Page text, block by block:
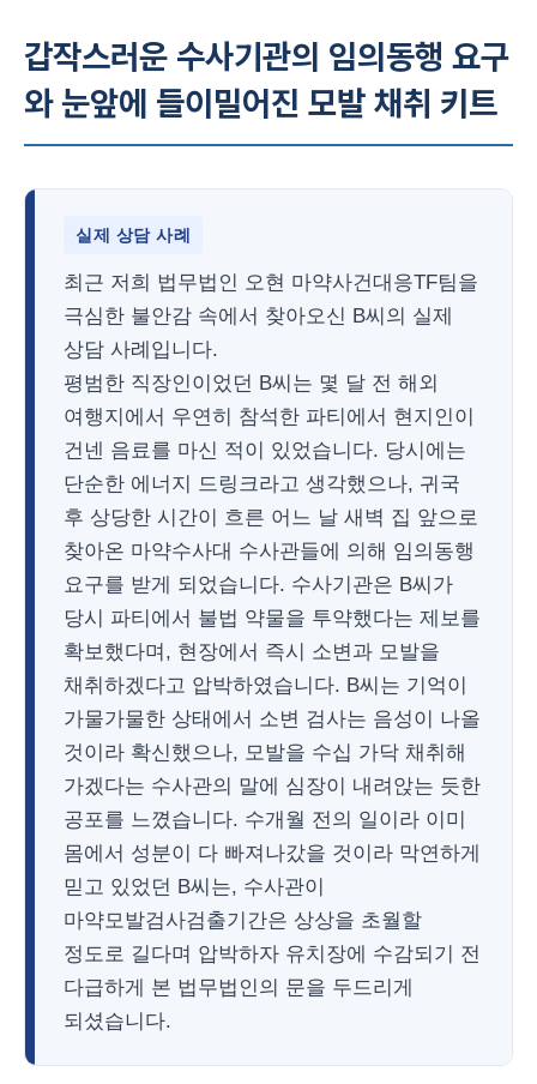
갑작스러운 수사기관의 임의동행 요구
와 눈앞에 들이밀어진 모발 채취 키트
실제 상담 사례
최근 저희 법무법인 오현 마약사건대응TF팀을
극심한 불안감 속에서 찾아오신 B씨의 실제
상담 사례입니다.
평범한 직장인이었던 B씨는 몇 달 전 해외
여행지에서 우연히 참석한 파티에서 현지인이
건넨 음료를 마신 적이 있었습니다. 당시에는
단순한 에너지 드링크라고 생각했으나, 귀국
후 상당한 시간이 흐른 어느 날 새벽 집 앞으로
찾아온 마약수사대 수사관들에 의해 임의동행
요구를 받게 되었습니다. 수사기관은 B씨가
당시 파티에서 불법 약물을 투약했다는 제보를
확보했다며, 현장에서 즉시 소변과 모발을
채취하겠다고 압박하였습니다. B씨는 기억이
가물가물한 상태에서 소변 검사는 음성이 나올
것이라 확신했으나, 모발을 수십 가닥 채취해
가겠다는 수사관의 말에 심장이 내려앉는 듯한
공포를 느꼈습니다. 수개월 전의 일이라 이미
몸에서 성분이 다 빠져나갔을 것이라 막연하게
믿고 있었던 B씨는, 수사관이
마약모발검사검출기간은 상상을 초월할
정도로 길다며 압박하자 유치장에 수감되기 전
다급하게 본 법무법인의 문을 두드리게
되셨습니다.